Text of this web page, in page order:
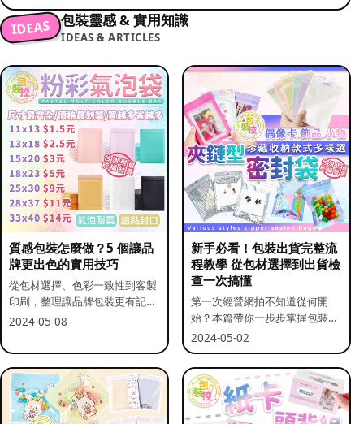
IDEAS 包裝靈感 & 實用知識
IDEAS & ARTICLES
質感包裝怎麼做？5 個讓品
牌更出色的實用技巧
從包材選擇、色彩一致性到客製
印刷，整理讓品牌包裝更有記憶
點的實用做法。
2024-05-08
新手必看！包裝出貨完整流
程教學 從包材選擇到出貨檢
查一次搞懂
第一次經營網拍不知道從何開
始？本篇帶你一步步掌握包裝流
程與出貨前檢查重點。
2024-05-02